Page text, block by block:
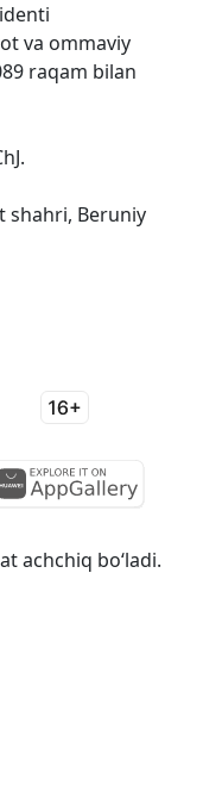
va ommaviy
raqam bilan
shahri, Beruniy
achchiq bo‘ladi.